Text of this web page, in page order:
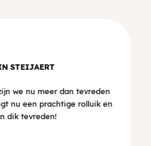
STEIJAERT
we nu meer dan tevreden
nu een prachtige rolluik en
dik tevreden!